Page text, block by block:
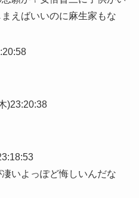
えばいいのに麻生家もな
)23:20:38
いよっぽど悔しいんだな